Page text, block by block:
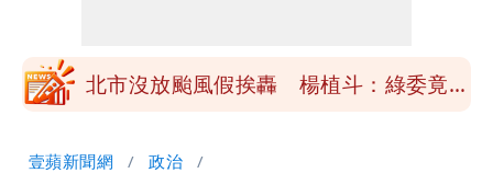
真相曝光直播當下就被問
北市沒放颱風假挨轟 楊植斗：綠委竟不
壹蘋新聞網 政治